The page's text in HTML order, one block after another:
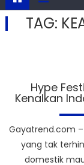
TAG:
Hype
Kenalkan
Gayatrend.com
yang tak
domestik